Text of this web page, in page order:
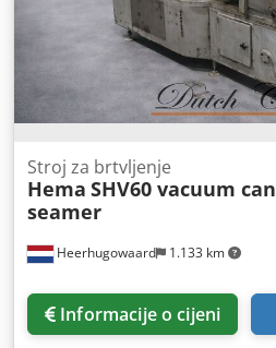
Heerhugowaard 1.133 km
Stroj za brtvljenje
Hema SHV60 vacuum can
seamer
Informacije o cijeni